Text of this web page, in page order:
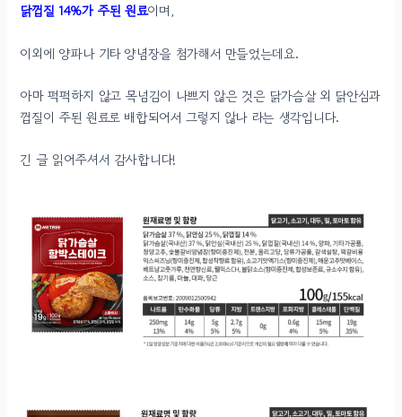
닭껍질 14%가 주된 원료이며,
이외에 양파나 기타 양념장을 첨가해서 만들었는데요.
아마 퍽퍽하지 않고 목넘김이 나쁘지 않은 것은 닭가슴살 외 닭안심과
껍질이 주된 원료로 배합되어서 그렇지 않나 라는 생각입니다.
긴 글 읽어주셔서 감사합니다!